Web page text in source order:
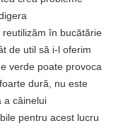
în bucătărie
de util să i-l oferim
verde poate provoca
dură, nu este
a câinelui
pentru acest lucru